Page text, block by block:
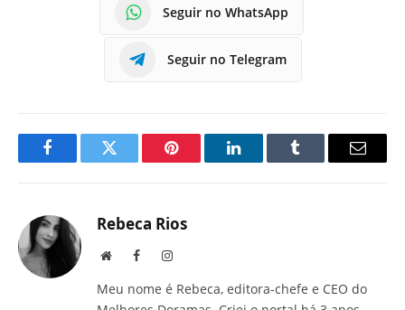
Seguir no WhatsApp
Seguir no Telegram
FacebookTwitter Pinterest LinkedInTumblr
E-
Rebeca Rios
Site FacebookInstagram
Meu nome é Rebeca, editora-chefe e CEO do